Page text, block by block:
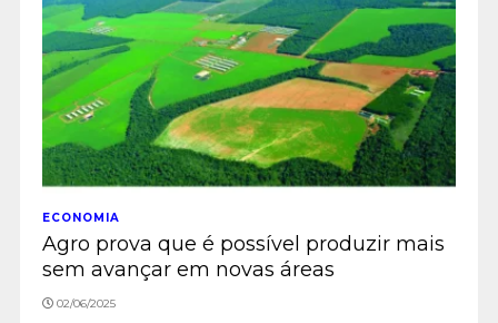
ECONOMIA
Agro prova que é possível produzir mais
sem avançar em novas áreas
02/06/2025